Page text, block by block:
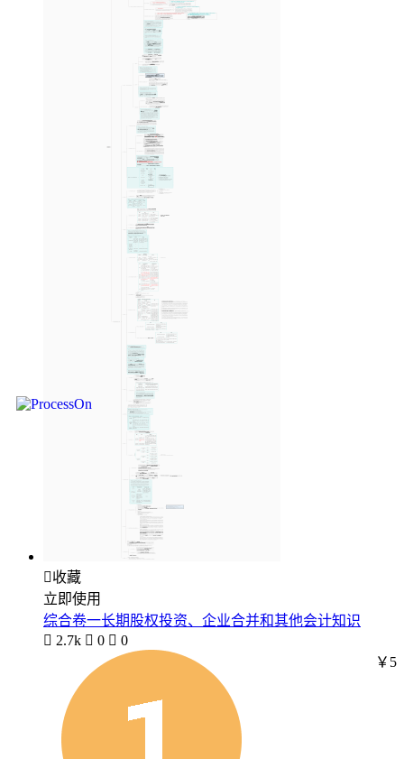
收藏
立即使用
综合卷一长期股权投资、企业合并和其他会计知识
 2.7k  0  0
￥5